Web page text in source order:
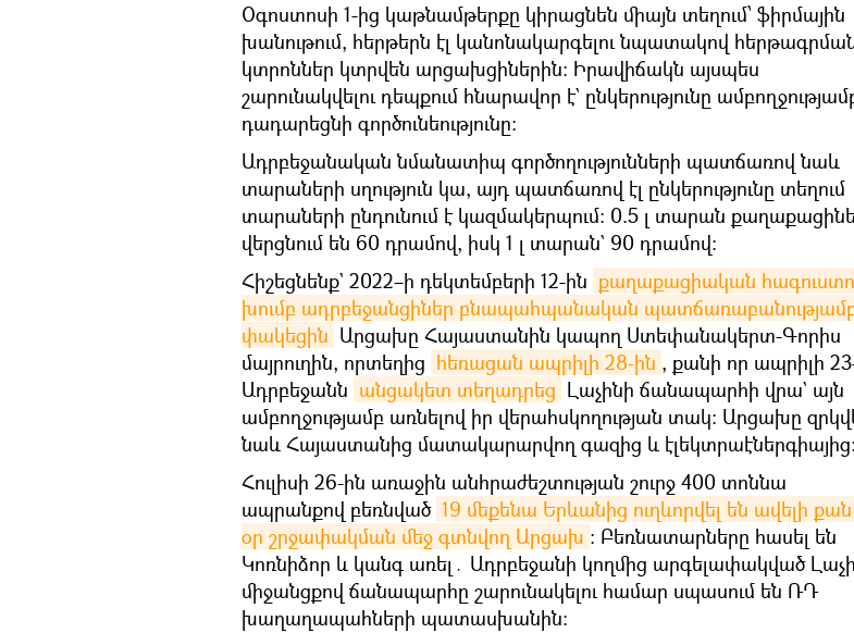
Օգոստոսի 1-ից կաթնամթերքը կիրացնեն միայն տեղում՝ ֆիրմային
խանութում, հերթերն էլ կանոնակարգելու նպատակով
կտրոններ կտրվեն արցախցիներին: Իրավիճակն այսպես
շարունակվելու դեպքում հնարավոր է` ընկերությունը
դադարեցնի գործունեությունը:
Ադրբեջանական նմանատիպ գործողությունների պատճառով նաև
տարաների սղություն կա, այդ պատճառով էլ ընկերությունը տեղում
տարաների ընդունում է կազմակերպում։ 0.5 լ տարան
վերցնում են 60 դրամով, իսկ 1 լ տարան` 90 դրամով։
Հիշեցնենք` 2022–ի դեկտեմբերի 12-ին քաղաքացիական
խումբ ադրբեջանցիներ բնապահպանական
փակեցին Արցախը Հայաստանին կապող Ստեփանակերտ-Գորիս
մայրուղին, որտեղից հեռացան ապրիլի 28-ին , քանի որ ապրիլի
Ադրբեջանն անցակետ տեղադրեց Լաչինի ճանապարհի վրա` այն
ամբողջությամբ առնելով իր վերահսկողության տակ։ Արցախը
նաև Հայաստանից մատակարարվող գազից և էլեկտրաէներգիայից։
Հուլիսի 26-ին առաջին անհրաժեշտության շուրջ 400 տոննա
ապրանքով բեռնված 19 մեքենա Երևանից ուղևորվել են ավելի
օր շրջափակման մեջ գտնվող Արցախ ։ Բեռնատարները հասել են
Կոռնիձոր և կանգ առել․ Ադրբեջանի կողմից արգելափակված
միջանցքով ճանապարհը շարունակելու համար սպասում են ՌԴ
խաղաղապահների պատասխանին։